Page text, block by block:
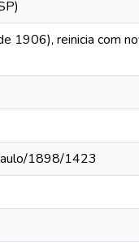
1906), reinicia com
1898/1423